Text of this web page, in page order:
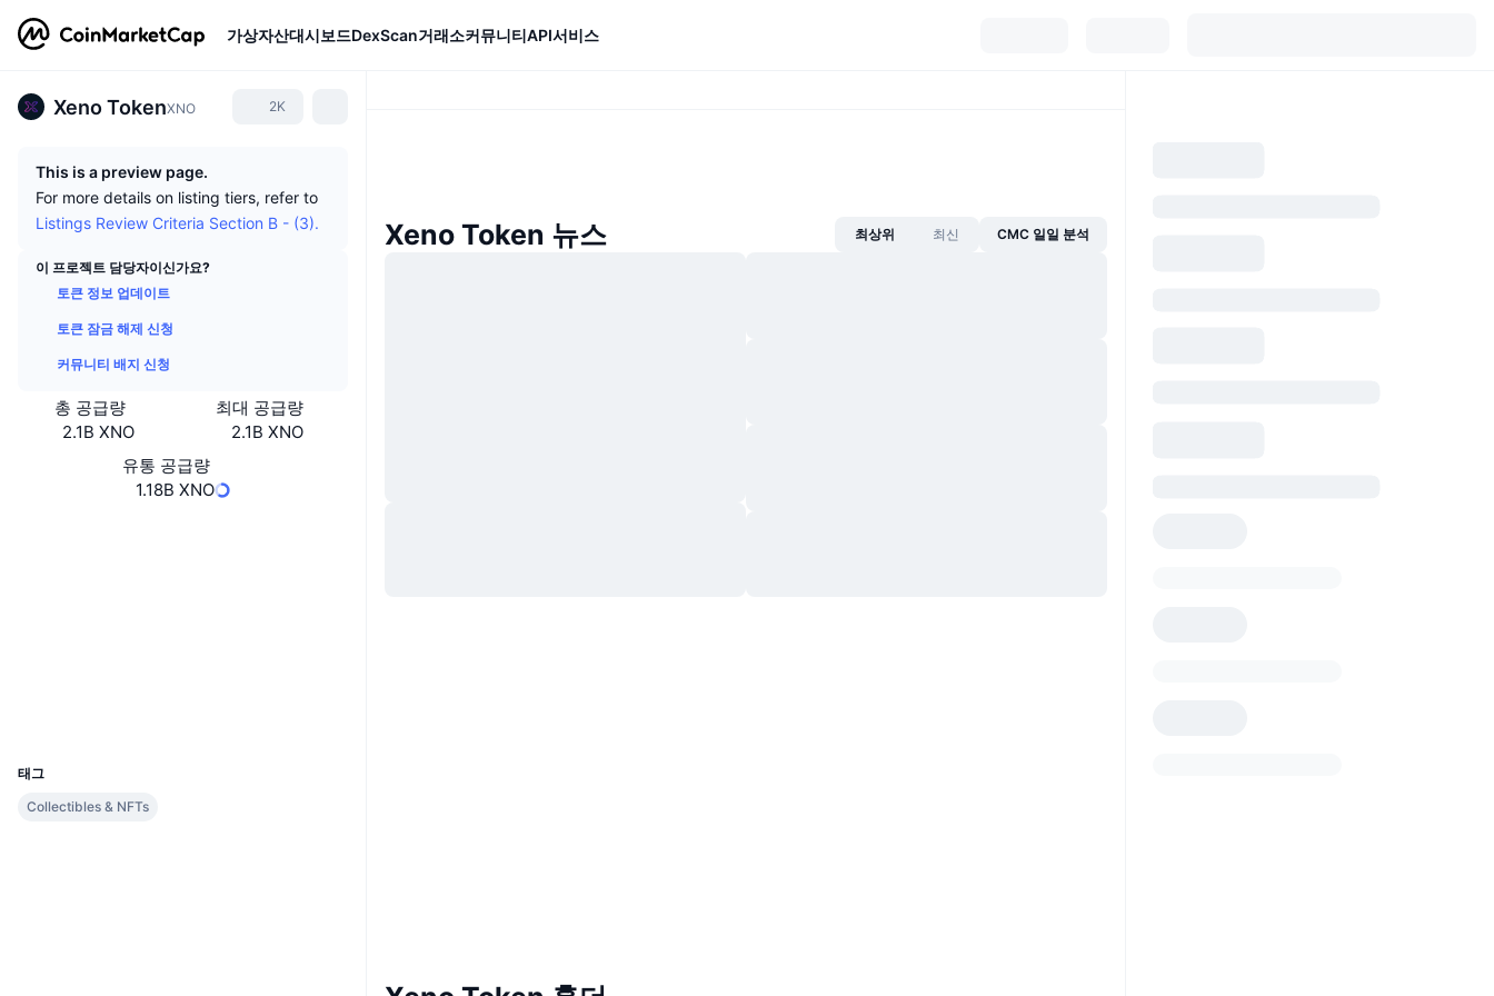
가상자산대시보드DexScan거래소커뮤니티API서비스
Xeno TokenXNO 2K
This is a preview page.
For more details on listing tiers, refer to
Listings Review Criteria Section B - (3).
이 프로젝트 담당자이신가요?
토큰 정보 업데이트
토큰 잠금 해제 신청
커뮤니티 배지 신청
총 공급량
2.1B XNO
최대 공급량
2.1B XNO
유통 공급량
1.18B XNO
태그
Collectibles & NFTs
Xeno Token 뉴스 최상위 최신 CMC 일일 분석